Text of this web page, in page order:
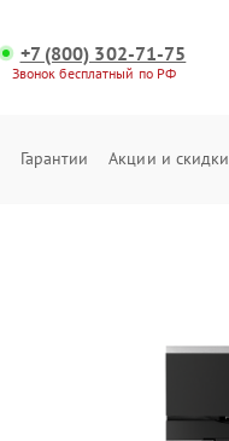
+7 (800) 302-71-75
Звонок бесплатный по РФ
Гарантии Акции и скидки